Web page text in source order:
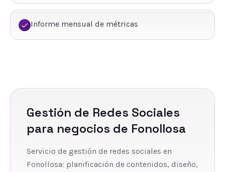
Informe mensual de métricas
Gestión de Redes Sociales
para negocios de Fonollosa
Servicio de gestión de redes sociales en
Fonollosa: planificación de contenidos, diseño,